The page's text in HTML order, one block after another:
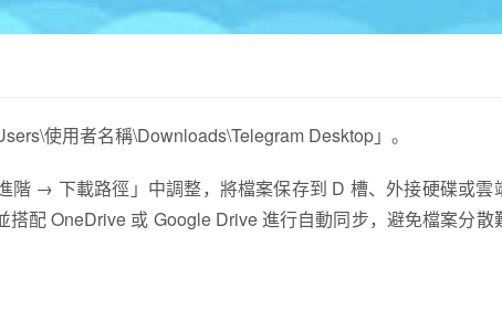
使用者名稱\Downloads\Telegram Desktop」。
→ 下載路徑」中調整，將檔案保存到 D 槽、外接硬碟或雲
配 OneDrive 或 Google Drive 進行自動同步，避免檔案分散